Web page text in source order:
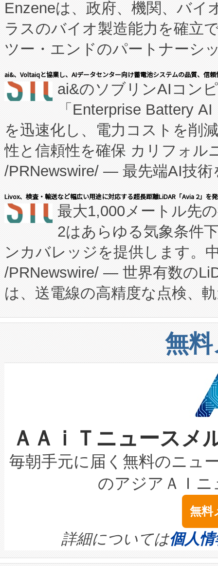
Enzeneは、政府、機関、バイ
ラスのバイオ製造能力を確立
ツー・エンドのパートナーシ
表しました。 同社の実績ある
manufacturing™ (FCCM™) プ
たNeXは、バイオ医薬品製造
従来のフェッドバッチ施設の
に、患者やサプライチェーン
キー方式で拡張性が高く、持
す。FCCM‑を活用した現地生
患者にとっての費用負担を大
のアクセスを大幅に拡大する
Fully-Connected Continuous
プログラムには、施設設計・
に関する技術移転および知的
構造化トレーニングカリキュ
上げおよび商用化段階におけ
設備整備および立ち上げ調整
加組織は、Enzeneのバイオ
選定された製品について、自
取得できる可能性もあります
設には、3億～4億ドルかか
最高経営責任者（CEO）であ
す。「当社のfully-connected
ームを利用すれば、6,000万
きます。この効率性は、フェ
ai&、Voltaiqと協業し、AIデータセンター向け蓄電池システムの品質、信
ai&のソブリンAIコン
「Enterprise Battery
を迅速化し、電力コストを削
性と信頼性を確保 カリフォル
/PRNewswire/ — 最先端AI技術
会社エーアイ・アンド：本社
President原信平）と、エンタ
ードするVoltaiqは、日本にあ
ーエネルギー貯蔵システム（
た。 Voltaiq独自のAI搭載プラ
定、統合、導入、運用に至る
安全性を追跡し、確保する事
増加しているデータセンター
る電力網に大きな負担をかけ
事業者の負担軽減という課題
系統連系を迅速にし、ピーク
限を超えて利用可能な電力容
持できるよう貢献します。こ
ービスレベル契約（SLA）違
テリー性能の劣化によるダウ
念は、現在データセンターが
ます。 Voltaiq provides a
quality and reliability for AI
BESS stack to ensure battery
Livox、検査・輸送など幅広い用途に対応する超長距離LiDAR「Avia 2」を
最大1,000メートル先
2はあらゆる気象条件
ンカバレッジを提供します。
/PRNewswire/ — 世界有数の
は、送電線の高精度な点検、
や穀物倉庫におけるバルク材
リューション「Avia 2」を発
したAvia 2は、1,000メート
狭視野のFOVを切り替えるこ
ケーブル、枝などの細かな対
なレーザースポットにより、
な環境下でも豊かなディテー
キロメートル範囲を検出
LiDAR for Inspections,
は1535 nmレーザーを搭載。
イズの小径化を実現すること
す。ノーマルモードでは、
ートル先まで検出でき、これ
無
ＡＡｉＴニュース
毎朝手元に届く無料のニュ
のアジアＡＩ
無料
詳細については個人